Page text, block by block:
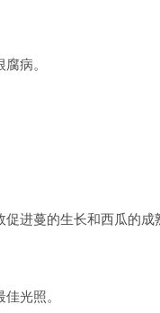
病。
进蔓的生长和西瓜的成
光照。